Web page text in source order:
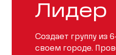
Лидер
Создает группу из
своем городе.